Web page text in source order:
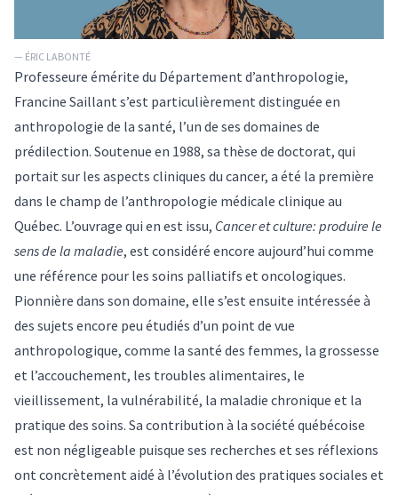
— ÉRIC LABONTÉ
Professeure émérite du Département d’anthropologie,
Francine Saillant s’est particulièrement distinguée en
anthropologie de la santé, l’un de ses domaines de
prédilection. Soutenue en 1988, sa thèse de doctorat, qui
portait sur les aspects cliniques du cancer, a été la première
dans le champ de l’anthropologie médicale clinique au
Québec. L’ouvrage qui en est issu, Cancer et culture: produire le
sens de la maladie, est considéré encore aujourd’hui comme
une référence pour les soins palliatifs et oncologiques.
Pionnière dans son domaine, elle s’est ensuite intéressée à
des sujets encore peu étudiés d’un point de vue
anthropologique, comme la santé des femmes, la grossesse
et l’accouchement, les troubles alimentaires, le
vieillissement, la vulnérabilité, la maladie chronique et la
pratique des soins. Sa contribution à la société québécoise
est non négligeable puisque ses recherches et ses réflexions
ont concrètement aidé à l’évolution des pratiques sociales et